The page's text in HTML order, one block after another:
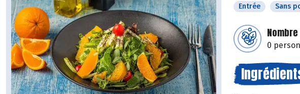
Entrée Sans
0